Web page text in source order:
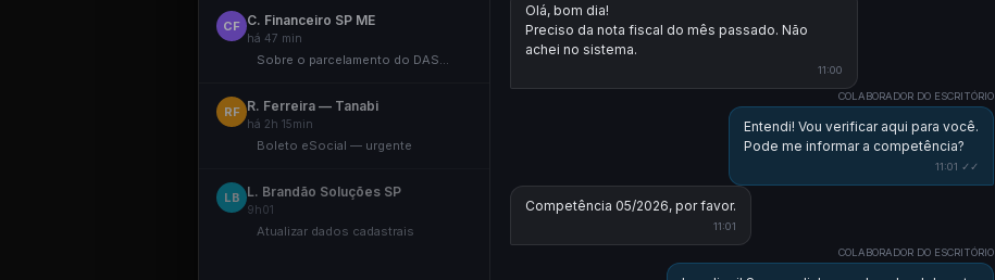
CF C. Financeiro SP ME
há 47 min
Sobre o parcelamento do DAS...
RF R. Ferreira — Tanabi
há 2h 15min
Boleto eSocial — urgente
LB L. Brandão Soluções SP
9h01
Atualizar dados cadastrais
Olá, bom dia!
Preciso da nota fiscal do mês passado. Não
achei no sistema.
11:00
COLABORADOR DO ESCRITÓRIO
Entendi! Vou verificar aqui para você.
Pode me informar a competência?
11:01 ✓✓
Competência 05/2026, por favor.
11:01
COLABORADOR DO ESCRITÓRIO